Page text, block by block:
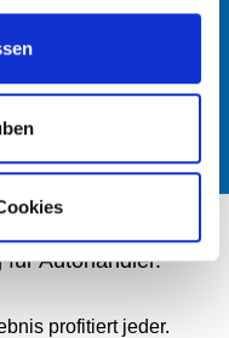
Autohändler.
profitiert jeder.